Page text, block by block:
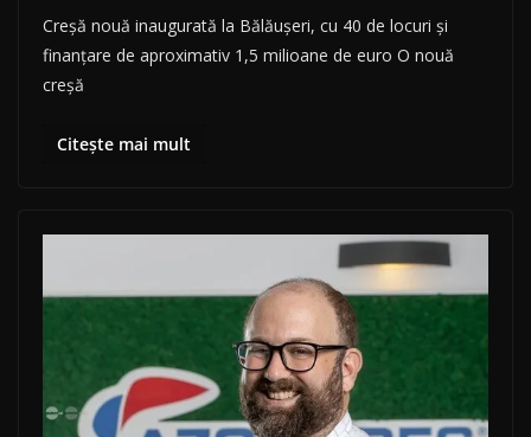
Creșă nouă inaugurată la Bălăușeri, cu 40 de locuri și
finanțare de aproximativ 1,5 milioane de euro O nouă
creșă
Citește mai mult